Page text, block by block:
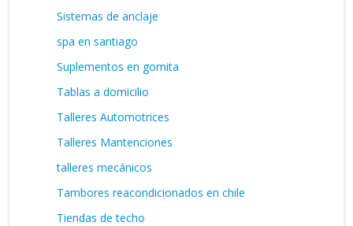
Sistemas de anclaje
spa en santiago
Suplementos en gomita
Tablas a domicilio
Talleres Automotrices
Talleres Mantenciones
talleres mecánicos
Tambores reacondicionados en chile
Tiendas de techo